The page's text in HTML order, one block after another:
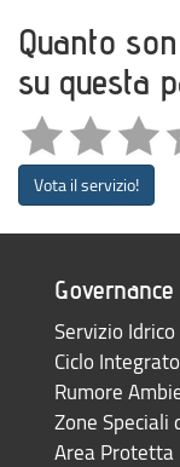
Quanto
su questa
Vota il servizio!
Governance
Servizio
Ciclo
Rumore
Zone Speciali
Area Protetta